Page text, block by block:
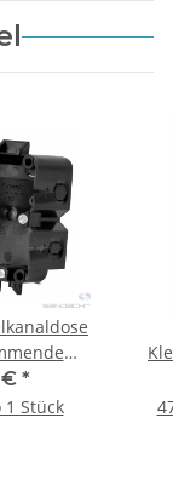
1 Stück
€ *
1 Stück